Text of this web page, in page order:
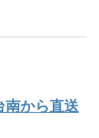
南から直送